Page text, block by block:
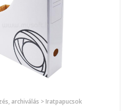
archiválás > Iratpapucsok